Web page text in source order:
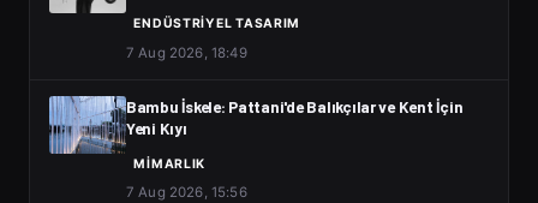
ENDÜSTRIYEL TASARIM
7 Aug 2026, 18:49
Bambu İskele: Pattani'de Balıkçılar ve Kent İçin
Yeni Kıyı
MIMARLIK
7 Aug 2026, 15:56